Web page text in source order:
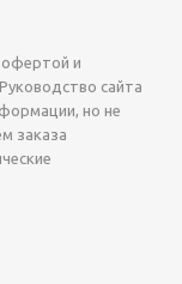
офертой и
сайта
но не
заказа